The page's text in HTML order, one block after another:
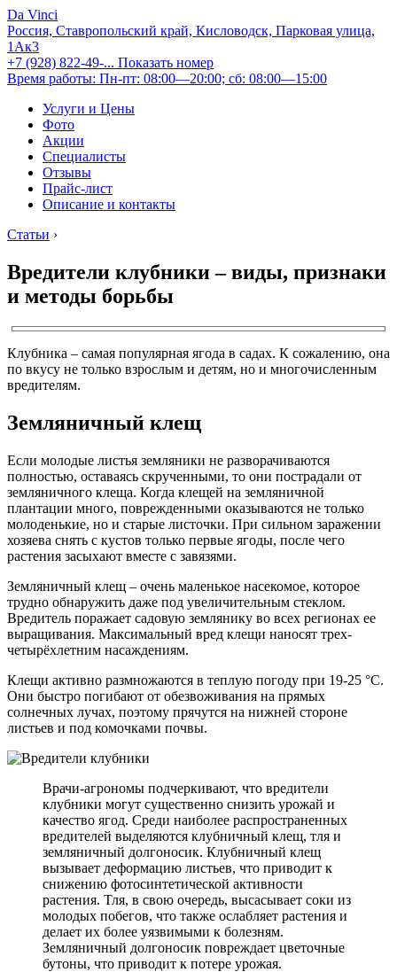
Da Vinci
Россия, Ставропольский край, Кисловодск, Парковая улица,
1Ак3
+7 (928) 822-49-... Показать номер
Время работы: Пн-пт: 08:00—20:00; сб: 08:00—15:00
Услуги и Цены
Фото
Акции
Специалисты
Отзывы
Прайс-лист
Описание и контакты
Статьи ›
Вредители клубники – виды, признаки
и методы борьбы
Клубника – самая популярная ягода в садах. К сожалению, она
по вкусу не только взрослым и детям, но и многочисленным
вредителям.
Земляничный клещ
Если молодые листья земляники не разворачиваются
полностью, оставаясь скрученными, то они пострадали от
земляничного клеща. Когда клещей на земляничной
плантации много, поврежденными оказываются не только
молоденькие, но и старые листочки. При сильном заражении
хозяева снять с кустов только первые ягоды, после чего
растения засыхают вместе с завязями.
Земляничный клещ – очень маленькое насекомое, которое
трудно обнаружить даже под увеличительным стеклом.
Вредитель поражает садовую землянику во всех регионах ее
выращивания. Максимальный вред клещи наносят трех-
четырёхлетним насаждениям.
Клещи активно размножаются в теплую погоду при 19-25 °С.
Они быстро погибают от обезвоживания на прямых
солнечных лучах, поэтому прячутся на нижней стороне
листьев и под комочками почвы.
Врачи-агрономы подчеркивают, что вредители
клубники могут существенно снизить урожай и
качество ягод. Среди наиболее распространенных
вредителей выделяются клубничный клещ, тля и
земляничный долгоносик. Клубничный клещ
вызывает деформацию листьев, что приводит к
снижению фотосинтетической активности
растения. Тля, в свою очередь, высасывает соки из
молодых побегов, что также ослабляет растения и
делает их более уязвимыми к болезням.
Земляничный долгоносик повреждает цветочные
бутоны, что приводит к потере урожая.